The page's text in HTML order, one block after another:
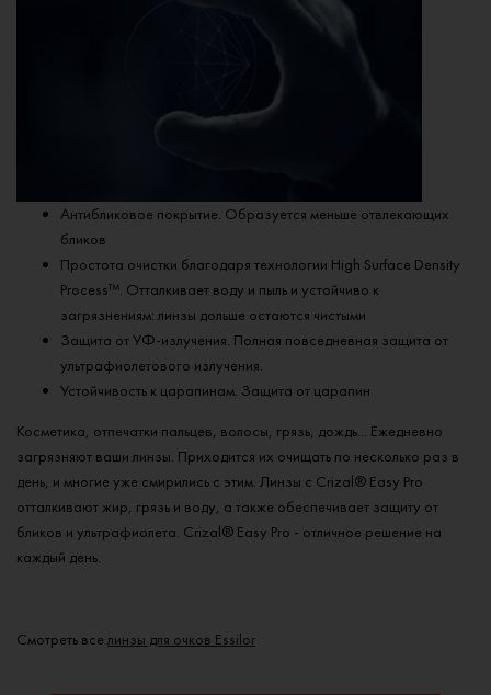
Антибликовое покрытие. Образуется меньше отвлекающих
бликов
Простота очистки благодаря технологии High Surface Density
Process™. Отталкивает воду и пыль и устойчиво к
загрязнениям: линзы дольше остаются чистыми
Защита от УФ-излучения. Полная повседневная защита от
ультрафиолетового излучения.
Устойчивость к царапинам. Защита от царапин
Косметика, отпечатки пальцев, волосы, грязь, дождь... Ежедневно
загрязняют ваши линзы. Приходится их очищать по несколько раз в
день, и многие уже смирились с этим. Линзы с Crizal® Easy Pro
отталкивают жир, грязь и воду, а также обеспечивает защиту от
бликов и ультрафиолета. Crizal® Easy Pro - отличное решение на
каждый день​.
Смотреть все линзы для очков Essilor